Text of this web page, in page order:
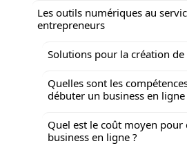
Les outils numériques au
entrepreneurs
Solutions pour la création de
Quelles sont les
débuter un business en ligne
Quel est le coût moyen pour
business en ligne ?